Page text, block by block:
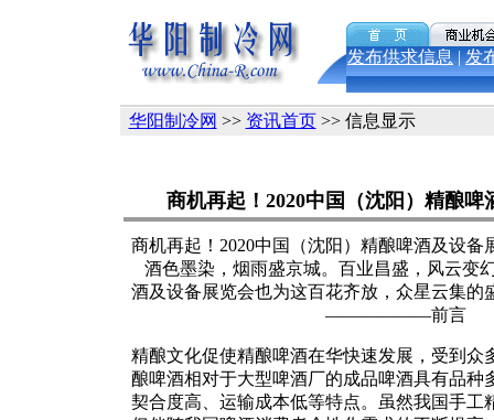
发布供求信息 | 发
华阳制冷网 >> 资讯首页>> 信息显示
商机再起！2020中国（沈阳）精酿
商机再起！2020中国（沈阳）精酿啤酒及设备
酒色墨染，烟雨盛京城。百业昌盛，风云变
酒及设备展览会也为这百花齐放，众星云集的
——————前言
精酿文化促使精酿啤酒在华快速发展，受到众
酿啤酒相对于大型啤酒厂的成品啤酒具有品种
契合度高、运输成本低等特点。虽然我国手工